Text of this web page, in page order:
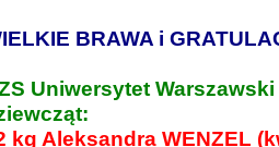
BRAWA i
Uniwersytet
kg Aleksandra WENZEL